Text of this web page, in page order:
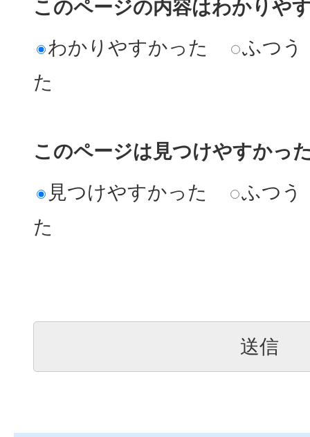
このページの内容はわかりや
わかりやすかった
ふつう
た
このページは見つけやすかっ
見つけやすかった
ふつう
た